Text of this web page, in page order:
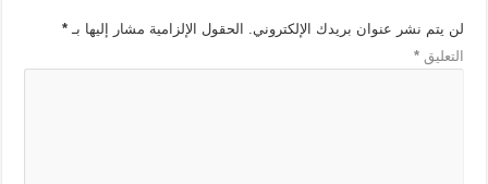
لن يتم نشر عنوان بريدك الإلكتروني. الحقول الإلزامية مشار إليها بـ*
التعليق*